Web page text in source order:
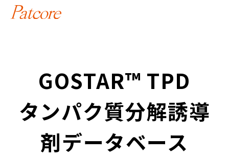
GOSTAR™ TPD
タンパク質分解誘導
剤データベース